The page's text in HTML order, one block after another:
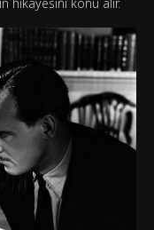
hikayesini konu alır.